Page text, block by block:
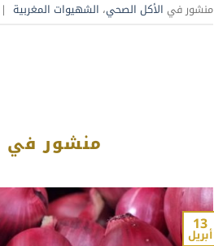
منشور في الأكل الصحي، الشهيوات المغربية |
منشور في
13
أبريل